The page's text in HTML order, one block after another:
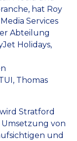
hat Roy
Services
Abteilung
Holidays,
Thomas
Stratford
von
und